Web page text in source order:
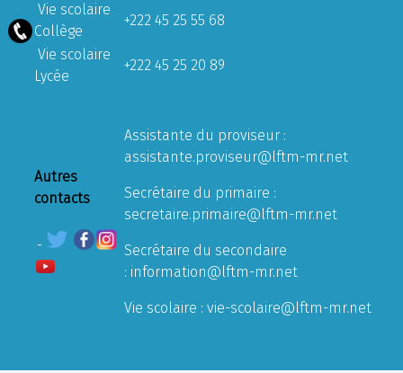
Vie scolaire
Collège
+222 45 25 55 68
Vie scolaire
Lycée
+222 45 25 20 89
Autres
contacts
Assistante du proviseur :
assistante.proviseur@lftm-mr.net
Secrétaire du primaire :
secretaire.primaire@lftm-mr.net
Secrétaire du secondaire
: information@lftm-mr.net
Vie scolaire : vie-scolaire@lftm-mr.net